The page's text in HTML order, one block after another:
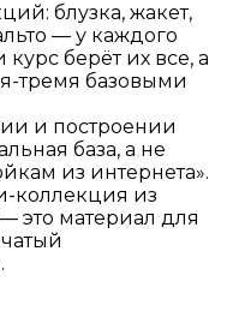
блузка, жакет,
— у каждого
курс берёт их все, а
тремя базовыми
и построении
база, а не
из интернета».
коллекция из
это материал для